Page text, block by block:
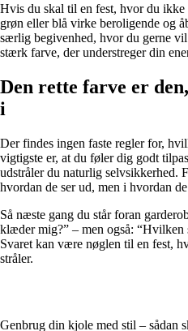
Hvis du skal til en fest, hvor du ikke
grøn eller blå virke beroligende og
særlig begivenhed, hvor du gerne
stærk farve, der understreger din
Den rette farve er
i
Der findes ingen faste regler for,
vigtigste er, at du føler dig godt
udstråler du naturlig selvsikkerhed.
hvordan de ser ud, men i hvordan
Så næste gang du står foran
klæder mig?” – men også: “Hvilken
Svaret kan være nøglen til en fest,
stråler.
Genbrug din kjole med stil – sådan